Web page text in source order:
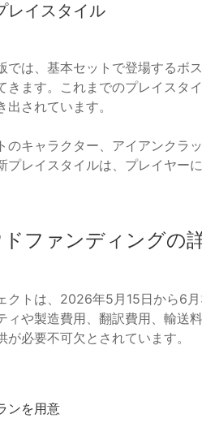
レイスタイル
では、基本セットで登場するボ
きます。これまでのプレイスタ
出されています。
のキャラクター、アイアンクラ
プレイスタイルは、プレイヤー
ファンディングの
クトは、2026年5月15日から6
ィや製造費用、翻訳費用、輸送
が必要不可欠とされています。
ンを用意